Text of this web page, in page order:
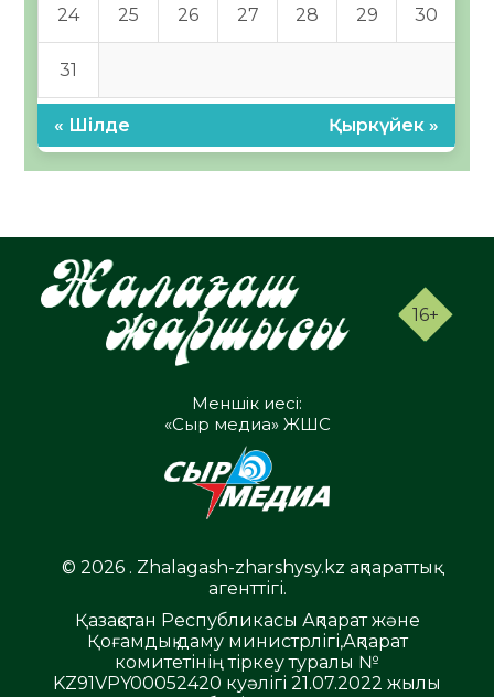
24 25 26 27 28 29 30
31
« Шілде Қыркүйек »
16+
Меншік иесі:
«Сыр медиа» ЖШС
© 2026 . Zhalagash-zharshysy.kz ақпараттық
агенттігі.
Қазақстан Республикасы Ақпарат және
Қоғамдық даму министрлігі,Ақпарат
комитетінің тіркеу туралы №
KZ91VPY00052420 куәлігі 21.07.2022 жылы